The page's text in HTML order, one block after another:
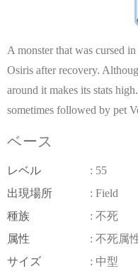
A monster that was cursed
Osiris after recovery.
around it makes its stats
sometimes followed by pet
ベース
レベル
: 55
出現場所
: Field
種族
: 不死
属性
: 不死属
サイズ
: 中型